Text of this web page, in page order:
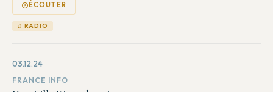
ÉCOUTER
♫ RADIO
03.12.24
FRANCE INFO